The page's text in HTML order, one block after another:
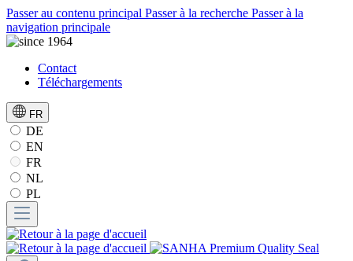
Passer au contenu principal Passer à la recherche Passer à la
navigation principale
Contact
Téléchargements
FR
DE
EN
FR
NL
PL